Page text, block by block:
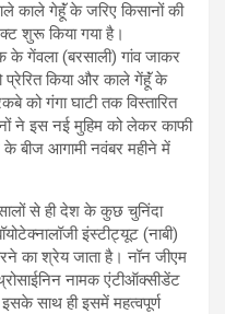
काले गेहॅूं के जरिए किसानों की
शुरू किया गया है।
के गेंवला (बरसाली) गांव जाकर
किया और काले गेंहॅूं के
को गंगा घाटी तक विस्तारित
ने इस नई मुहिम को लेकर काफी
के बीज आगामी नवंबर महीने में
से ही देश के कुछ चुनिंदा
इंस्टीट्यूट (नाबी)
का श्रेय जाता है। नॉन जीएम
नामक एंटीऑक्सीडेंट
इसके साथ ही इसमें महत्वपूर्ण